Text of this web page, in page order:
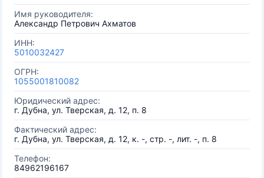
Имя руководителя:
Александр Петрович Ахматов
ИНН:
5010032427
ОГРН:
1055001810082
Юридический адрес:
г. Дубна, ул. Тверская, д. 12, п. 8
Фактический адрес:
г. Дубна, ул. Тверская, д. 12, к. -, стр. -, лит. -, п. 8
Телефон:
84962196167